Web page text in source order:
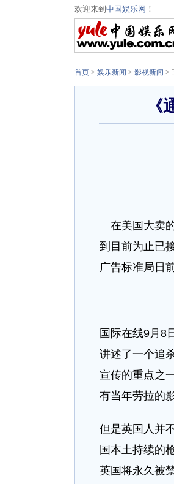
欢迎来到 中国娱乐网 ！
首页 > 娱乐新闻 > 影视新闻 >
在美国大卖
到目前为止已
广告标准局日
国际在线9月8
讲述了一个追
宣传的重点之
有当年劳拉的
但是英国人并
国本土持续的
英国将永久被禁